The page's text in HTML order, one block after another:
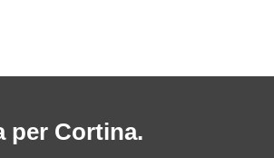
per Cortina.